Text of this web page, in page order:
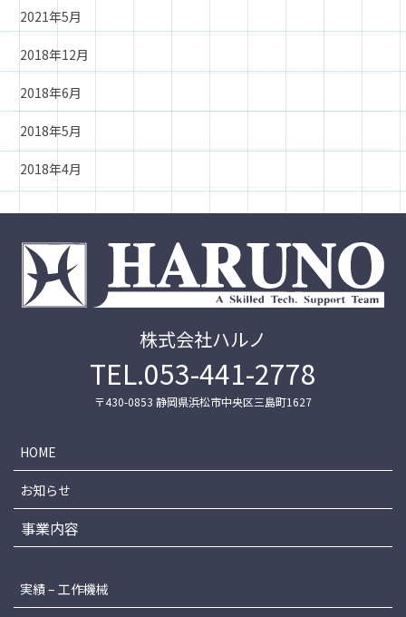
2021年5月
2018年12月
2018年6月
2018年5月
2018年4月
株式会社ハルノ
TEL.053-441-2778
〒430-0853 静岡県浜松市中央区三島町1627
HOME
お知らせ
事業内容
実績 – 工作機械